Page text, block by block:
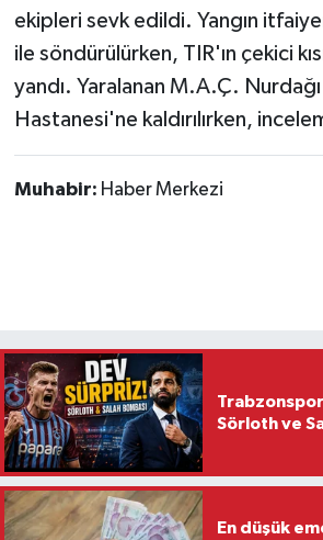
ekipleri sevk edildi. Yangın
ile söndürülürken, TIR'ın çekici
yandı. Yaralanan M.A.Ç.
Hastanesi'ne kaldırılırken,
Muhabir: Haber Merkezi
Sörloth ve
En düşük